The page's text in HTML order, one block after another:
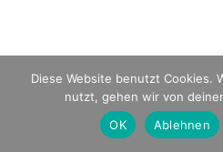
Diese Website benutzt Cookies.
nutzt, gehen wir von
OK
Ablehnen